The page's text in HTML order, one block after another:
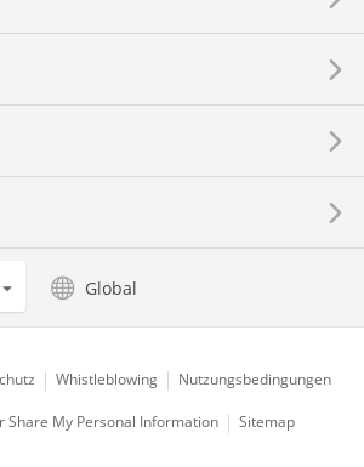
Global
Whistleblowing Nutzungsbedingungen
Share My Personal Information Sitemap